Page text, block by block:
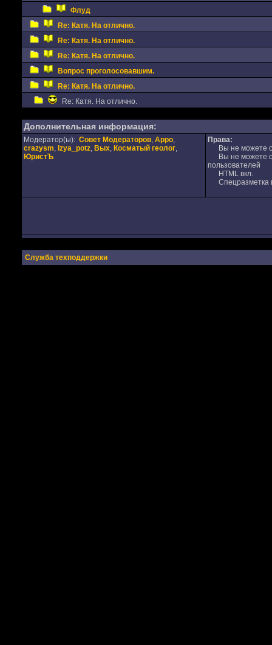
Флуд
Re: Катя. На отлично.
Re: Катя. На отлично.
Re: Катя. На отлично.
Вопрос проголосовавшим.
Re: Катя. На отлично.
Re: Катя. На отлично.
Дополнительная информация:
Модератор(ы): Совет Модераторов, Appo,
crazysm, Izya_potz, Вых, Косматый геолог,
ЮристЪ
Права:
Вы не можете
Вы не можете
пользователей
HTML вкл.
Спецразметка
Служба техподдержки